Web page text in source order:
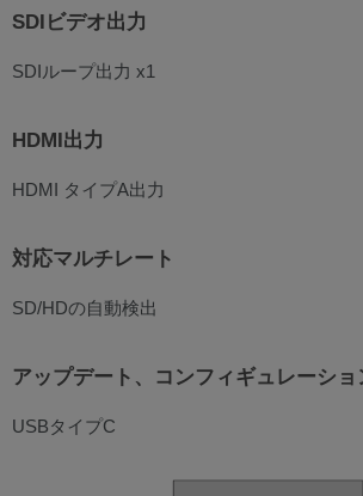
SDIビデオ出力
SDIループ出力 x1
HDMI出力
HDMI タイプA出力
対応マルチレート
SD/HDの自動検出
アップデート、コンフィギュレーショ
USBタイプC